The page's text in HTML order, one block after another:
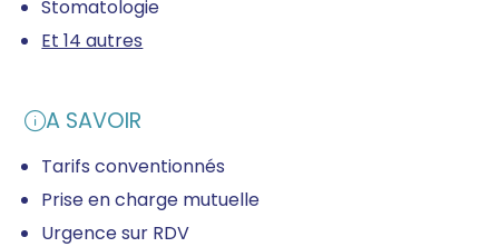
Stomatologie
Et 14 autres
A SAVOIR
Tarifs conventionnés
Prise en charge mutuelle
Urgence sur RDV